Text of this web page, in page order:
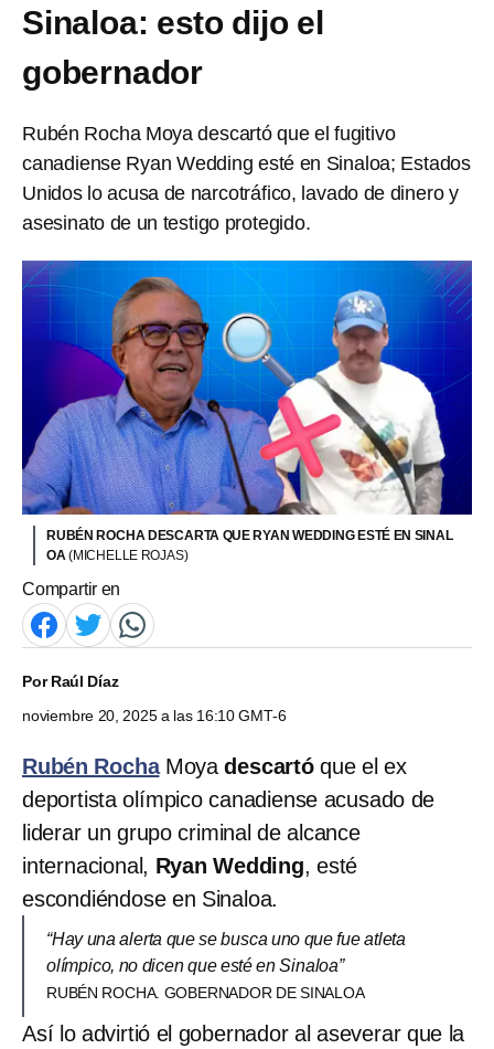
Sinaloa: esto dijo el
gobernador
Rubén Rocha Moya descartó que el fugitivo
canadiense Ryan Wedding esté en Sinaloa; Estados
Unidos lo acusa de narcotráfico, lavado de dinero y
asesinato de un testigo protegido.
RUBÉN ROCHA DESCARTA QUE RYAN WEDDING ESTÉ EN SINAL
OA(MICHELLE ROJAS)
Compartir en
PorRaúl Díaz
noviembre 20, 2025 a las 16:10 GMT-6
Rubén RochaMoyadescartóque el ex
deportista olímpico canadiense acusado de
liderar un grupo criminal de alcance
internacional, Ryan Wedding, esté
escondiéndose en Sinaloa.
“Hay una alerta que se busca uno que fue atleta
olímpico, no dicen que esté en Sinaloa”
RUBÉN ROCHA. GOBERNADOR DE SINALOA
Así lo advirtió el gobernador al aseverar que la